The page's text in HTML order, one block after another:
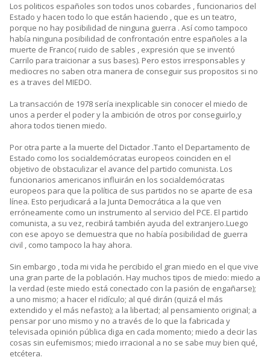
Los politicos españoles son todos unos cobardes , funcionarios del
Estado y hacen todo lo que están haciendo , que es un teatro,
porque no hay posibilidad de ninguna guerra . Así como tampoco
había ninguna posibilidad de confrontación entre españoles a la
muerte de Franco( ruido de sables , expresión que se inventó
Carrilo para traicionar a sus bases). Pero estos irresponsables y
mediocres no saben otra manera de conseguir sus propositos si no
es a traves del MIEDO.
La transacción de 1978 sería inexplicable sin conocer el miedo de
unos a perder el poder y la ambición de otros por conseguirlo,y
ahora todos tienen miedo.
Por otra parte a la muerte del Dictador .Tanto el Departamento de
Estado como los socialdemócratas europeos coinciden en el
objetivo de obstaculizar el avance del partido comunista. Los
funcionarios americanos influirán en los socialdemócratas
europeos para que la política de sus partidos no se aparte de esa
línea. Esto perjudicará a la Junta Democrática a la que ven
erróneamente como un instrumento al servicio del PCE. El partido
comunista, a su vez, recibirá también ayuda del extranjero.Luego
con ese apoyo se demuestra que no había posibilidad de guerra
civil , como tampoco la hay ahora.
Sin embargo , toda mi vida he percibido el gran miedo en el que vive
una gran parte de la población. Hay muchos tipos de miedo: miedo a
la verdad (este miedo está conectado con la pasión de engañarse);
a uno mismo; a hacer el ridículo; al qué dirán (quizá el más
extendido y el más nefasto); a la libertad; al pensamiento original; a
pensar por uno mismo y no a través de lo que la fabricada y
televisada opinión pública diga en cada momento; miedo a decir las
cosas sin eufemismos; miedo irracional a no se sabe muy bien qué,
etcétera.